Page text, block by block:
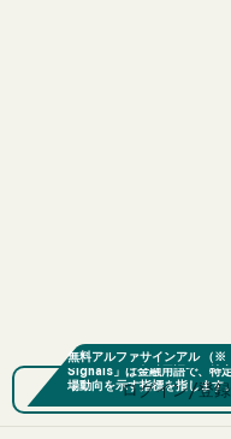
ログイン/登録